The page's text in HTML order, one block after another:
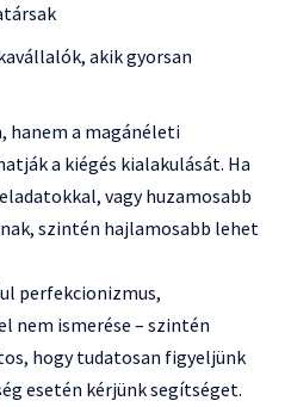
akik gyorsan
hanem a magánéleti
a kiégés kialakulását. Ha
vagy huzamosabb
szintén hajlamosabb lehet
perfekcionizmus,
nem ismerése – szintén
hogy tudatosan figyeljünk
esetén kérjünk segítséget.